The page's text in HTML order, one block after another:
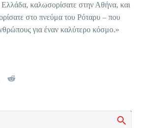
καλωσορίσατε στην Αθήνα, και
στο πνεύμα του Ρόταρυ – που
για έναν καλύτερο κόσμο.»